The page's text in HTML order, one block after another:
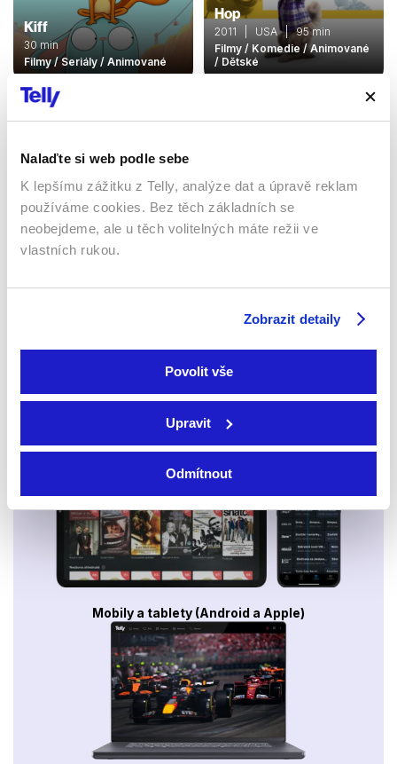
Nalaďte si web podle sebe
K lepšímu zážitku z Telly, analýze dat a úpravě reklam
používáme cookies. Bez těch základních se
neobejdeme, ale u těch volitelných máte režii ve
vlastních rukou.
Zobrazit detaily
Povolit vše
Upravit
Odmítnout
Kiff
30 min
Filmy / Seriály / Animované
Hop
2011 | USA | 95 min
Filmy / Komedie / Animované
/ Dětské
Sledujte kdekoliv až na 6 zařízeních
Sledovat internetovou televizi jde odkudkoliv
po celé EU, a to až na 6 zařízeních.
Smart TV - Android, Google, Samsung, LG, VIDAA
Mobily a tablety (Android a Apple)